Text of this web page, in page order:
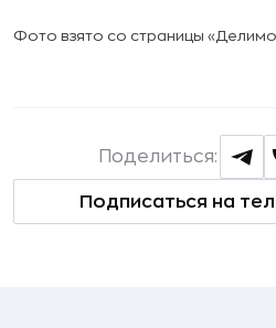
Фото взято со страницы
Подписаться на
Поделиться: